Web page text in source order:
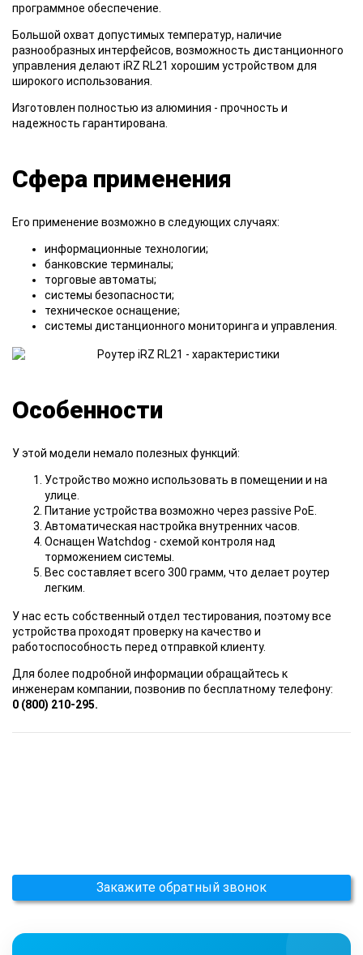
программное обеспечение.
Большой охват допустимых температур, наличие
разнообразных интерфейсов, возможность дистанционного
управления делают iRZ RL21 хорошим устройством для
широкого использования.
Изготовлен полностью из алюминия - прочность и
надежность гарантирована.
Сфера применения
Его применение возможно в следующих случаях:
информационные технологии;
банковские терминалы;
торговые автоматы;
системы безопасности;
техническое оснащение;
системы дистанционного мониторинга и управления.
Особенности
У этой модели немало полезных функций:
Устройство можно использовать в помещении и на
улице.
Питание устройства возможно через passive PoE.
Автоматическая настройка внутренних часов.
Оснащен Watchdog - схемой контроля над
торможением системы.
Вес составляет всего 300 грамм, что делает роутер
легким.
У нас есть собственный отдел тестирования, поэтому все
устройства проходят проверку на качество и
работоспособность перед отправкой клиенту.
Для более подробной информации обращайтесь к
инженерам компании, позвонив по бесплатному телефону:
0 (800) 210-295.
Закажите обратный звонок